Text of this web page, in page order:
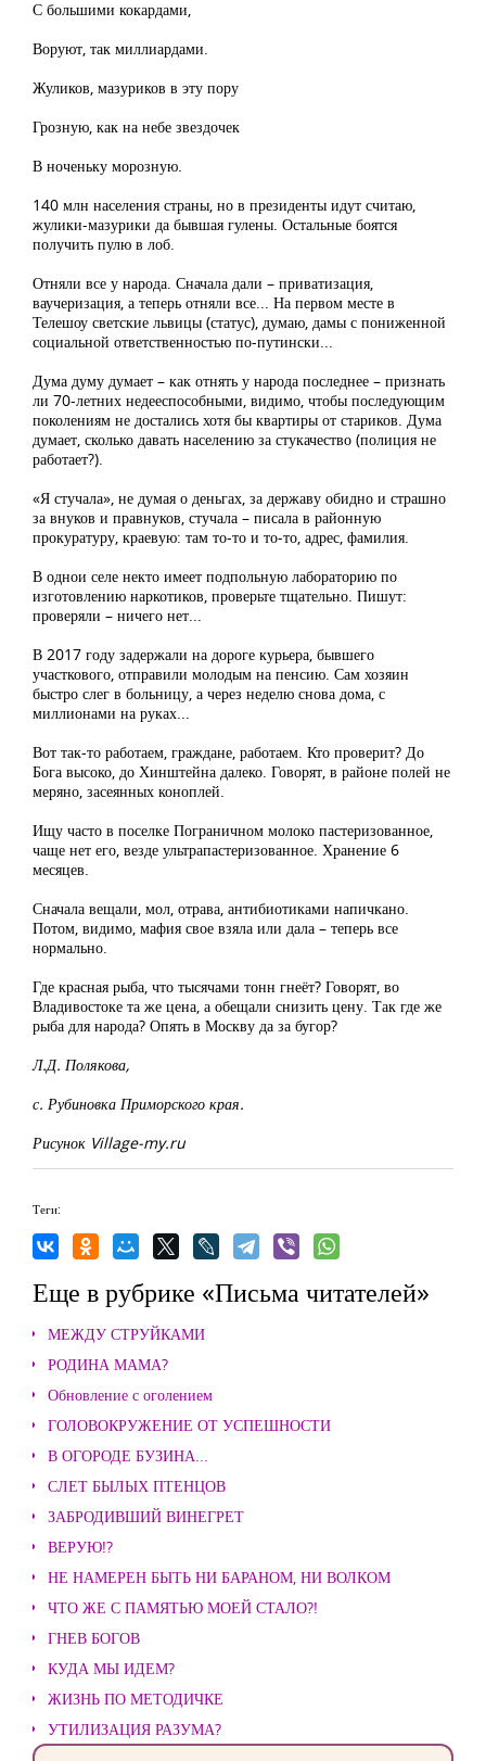
С большими кокардами,
Воруют, так миллиардами.
Жуликов, мазуриков в эту пору
Грозную, как на небе звездочек
В ноченьку морозную.
140 млн населения страны, но в президенты идут считаю,
жулики-мазурики да бывшая гулены. Остальные боятся
получить пулю в лоб.
Отняли все у народа. Сначала дали – приватизация,
ваучеризация, а теперь отняли все... На первом месте в
Телешоу светские львицы (статус), думаю, дамы с пониженной
социальной ответственностью по-путински...
Дума думу думает – как отнять у народа последнее – признать
ли 70-летних недееспособными, видимо, чтобы последующим
поколениям не достались хотя бы квартиры от стариков. Дума
думает, сколько давать населению за стукачество (полиция не
работает?).
«Я стучала», не думая о деньгах, за державу обидно и страшно
за внуков и правнуков, стучала – писала в районную
прокуратуру, краевую: там то-то и то-то, адрес, фамилия.
В однои селе некто имеет подпольную лабораторию по
изготовлению наркотиков, проверьте тщательно. Пишут:
проверяли – ничего нет...
В 2017 году задержали на дороге курьера, бывшего
участкового, отправили молодым на пенсию. Сам хозяин
быстро слег в больницу, а через неделю снова дома, с
миллионами на руках...
Вот так-то работаем, граждане, работаем. Кто проверит? До
Бога высоко, до Хинштейна далеко. Говорят, в районе полей не
меряно, засеянных коноплей.
Ищу часто в поселке Пограничном молоко пастеризованное,
чаще нет его, везде ультрапастеризованное. Хранение 6
месяцев.
Сначала вещали, мол, отрава, антибиотиками напичкано.
Потом, видимо, мафия свое взяла или дала – теперь все
нормально.
Где красная рыба, что тысячами тонн гнеёт? Говорят, во
Владивостоке та же цена, а обещали снизить цену. Так где же
рыба для народа? Опять в Москву да за бугор?
Л.Д. Полякова,
с. Рубиновка Приморского края.
Рисунок Village-my.ru
Теги:
Еще в рубрике «Письма читателей»
МЕЖДУ СТРУЙКАМИ
РОДИНА МАМА?
Обновление с оголением
ГОЛОВОКРУЖЕНИЕ ОТ УСПЕШНОСТИ
В ОГОРОДЕ БУЗИНА...
СЛЕТ БЫЛЫХ ПТЕНЦОВ
ЗАБРОДИВШИЙ ВИНЕГРЕТ
ВЕРУЮ!?
НЕ НАМЕРЕН БЫТЬ НИ БАРАНОМ, НИ ВОЛКОМ
ЧТО ЖЕ С ПАМЯТЬЮ МОЕЙ СТАЛО?!
ГНЕВ БОГОВ
КУДА МЫ ИДЕМ?
ЖИЗНЬ ПО МЕТОДИЧКЕ
УТИЛИЗАЦИЯ РАЗУМА?